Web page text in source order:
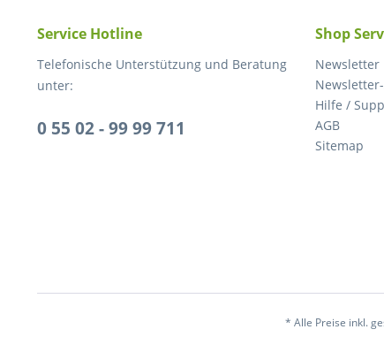
Service Hotline
Telefonische Unterstützung und Beratung
unter:
0 55 02 - 99 99 711
Shop
Newsletter
Hilfe /
AGB
Sitemap
* Alle Preise inkl.